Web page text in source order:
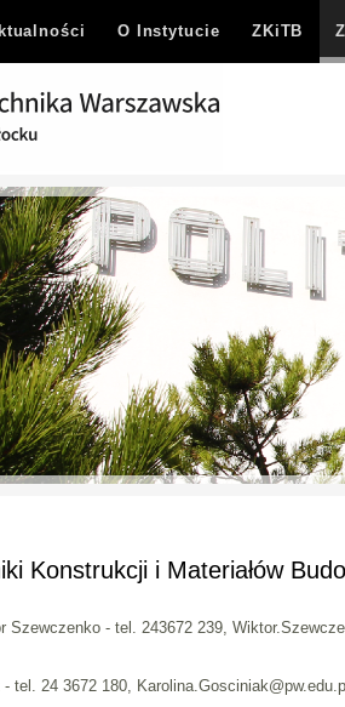
O Instytucie ZKiTB
Konstrukcji i Materiałów
Szewczenko - tel. 243672 239,
tel. 24 3672 180,